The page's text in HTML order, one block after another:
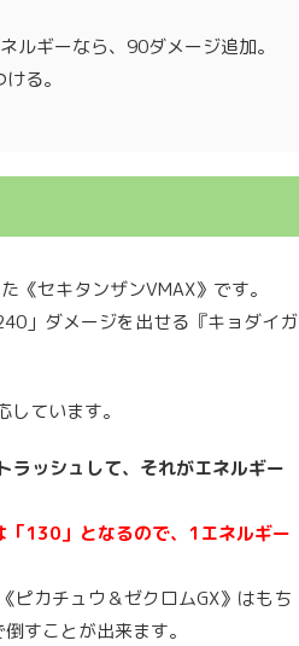
ルギーなら、90ダメージ追加。
る。
《セキタンザンVMAX》です。
」ダメージを出せる『キョダイガ
ています。
ラッシュして、それがエネルギー
130」となるので、1エネルギー
ピカチュウ＆ゼクロムGX》はもち
すことが出来ます。